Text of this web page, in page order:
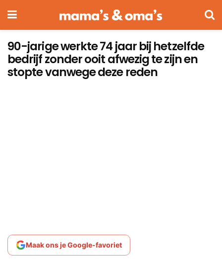
90-jarige werkte 74 jaar bij hetzelfde
bedrijf zonder ooit afwezig te zijn en
stopte vanwege deze reden
Maak ons je Google-favoriet